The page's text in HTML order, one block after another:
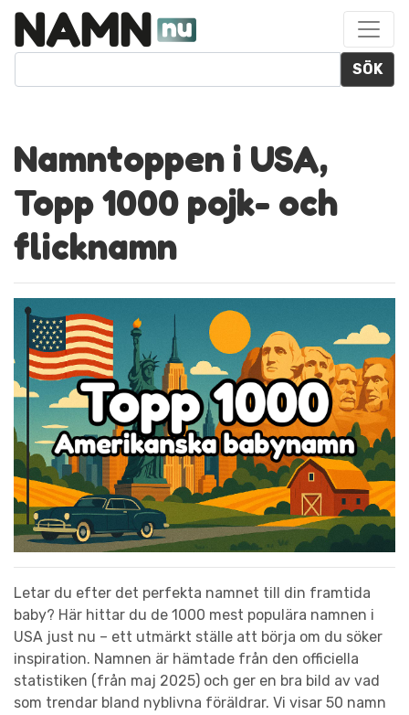
SÖK
Namntoppen i USA,
Topp 1000 pojk- och
flicknamn
Letar du efter det perfekta namnet till din framtida
baby? Här hittar du de 1000 mest populära namnen i
USA just nu – ett utmärkt ställe att börja om du söker
inspiration. Namnen är hämtade från den officiella
statistiken (från maj 2025) och ger en bra bild av vad
som trendar bland nyblivna föräldrar. Vi visar 50 namn